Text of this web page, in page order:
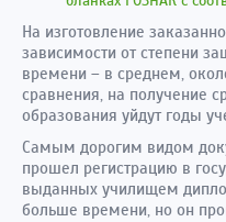
На изготовление
зависимости от степени
времени – в среднем,
сравнения, на получение
образования уйдут годы
Самым дорогим видом
прошел регистрацию в
выданных училищем
больше времени, но он